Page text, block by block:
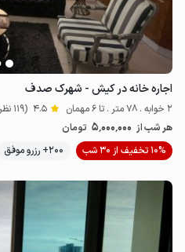
اجاره خانه در کیش - شهرک صدف
2 خوابه . 78 متر . تا 6 مهمان 4.5 (119 نظر)
هر شب از 5٬000٬000 تومان
10% تخفیف از 30 شب
200+ رزرو موفق